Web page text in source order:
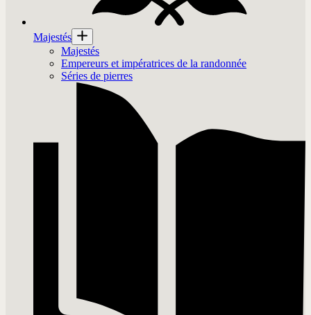
Majestés
Majestés
Empereurs et impératrices de la randonnée
Séries de pierres